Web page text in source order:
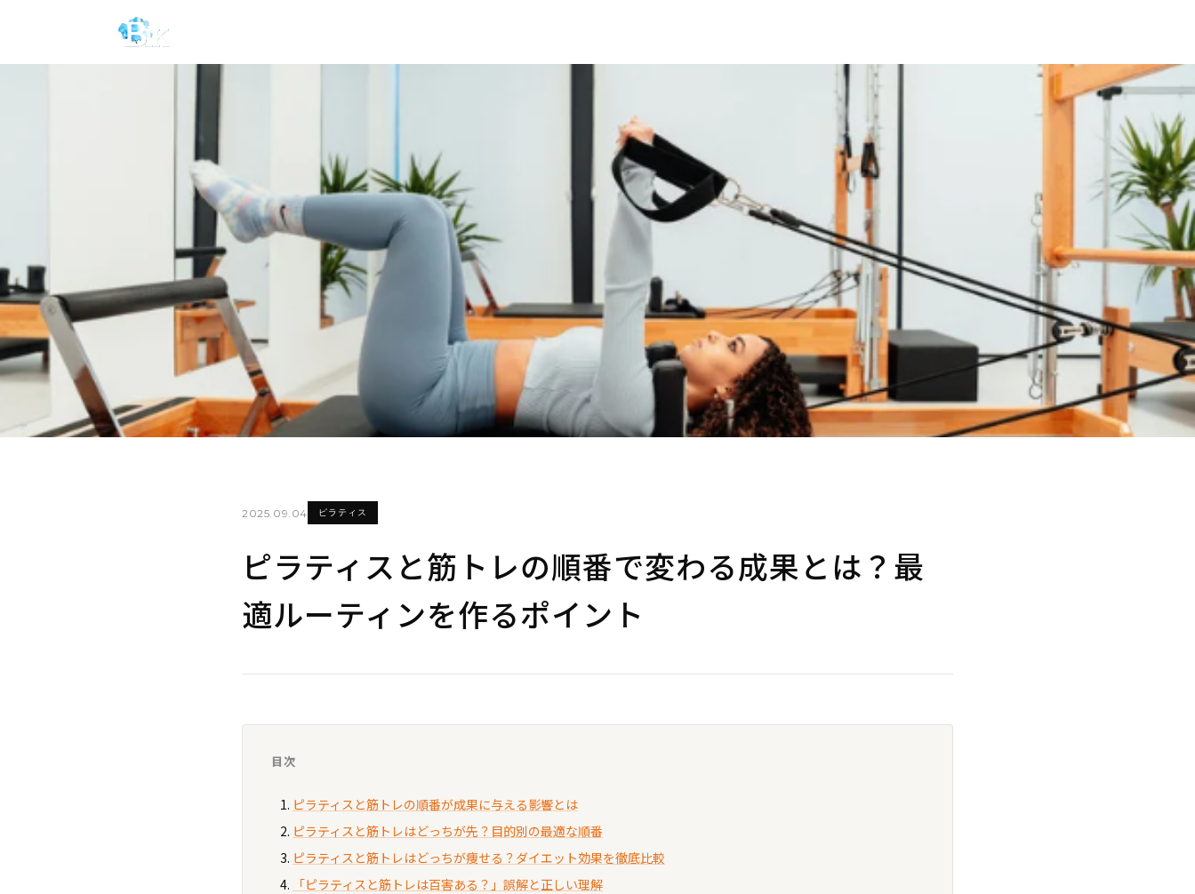
2025.09.04 ピラティス
ピラティスと筋トレの順番で変わる成果とは？最
適ルーティンを作るポイント
目次
ピラティスと筋トレの順番が成果に与える影響とは
ピラティスと筋トレはどっちが先？目的別の最適な順番
ピラティスと筋トレはどっちが痩せる？ダイエット効果を徹底比較
「ピラティスと筋トレは百害ある？」誤解と正しい理解